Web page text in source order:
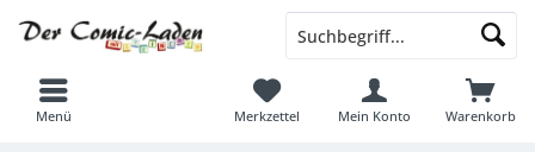
Menü Warenkorb
Merkzettel Mein Konto